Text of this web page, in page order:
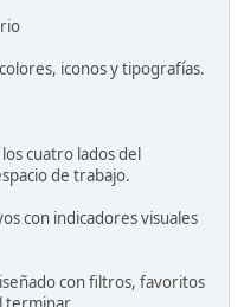
iconos y tipografías.
cuatro lados del
de trabajo.
con indicadores visuales
con filtros, favoritos